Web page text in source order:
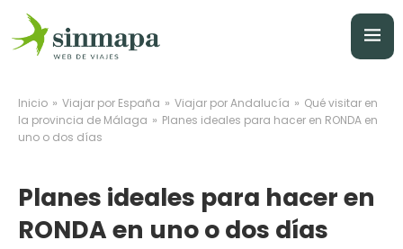
Inicio » Viajar por España » Viajar por Andalucía » Qué visitar en
la provincia de Málaga » Planes ideales para hacer en RONDA en
uno o dos días
Planes ideales para hacer en
RONDA en uno o dos días